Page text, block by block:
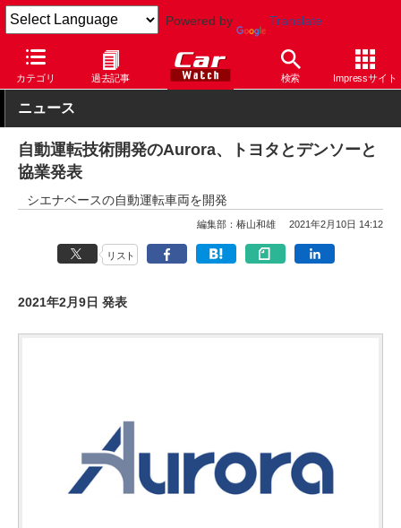
Powered by Translate
カテゴリ 過去記事 検索 Impressサイト
Car Watch テクノロジー 安全 自動運転
ニュース
自動運転技術開発のAurora、トヨタとデンソーと
協業発表
シエナベースの自動運転車両を開発
編集部：椿山和雄 2021年2月10日 14:12
リスト
2021年2月9日 発表